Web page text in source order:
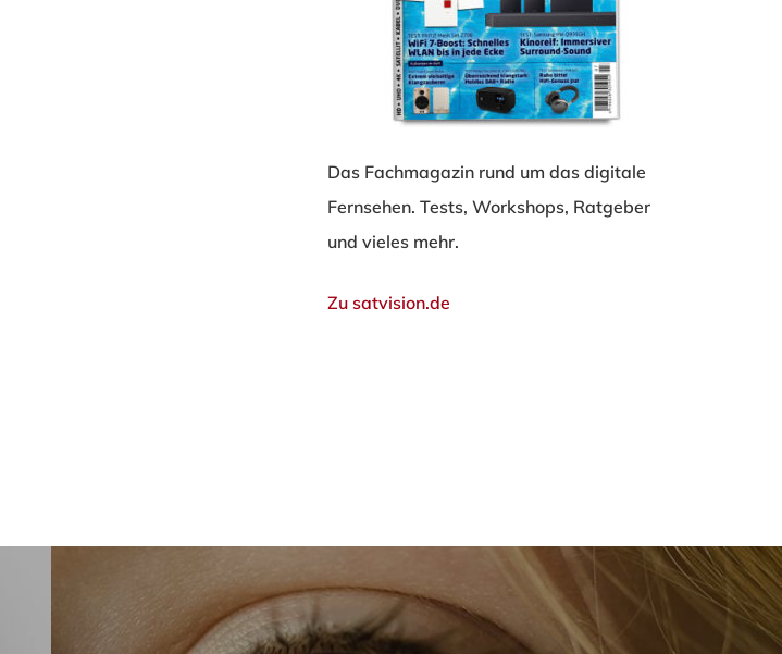
Das Fachmagazin rund um das digitale
Fernsehen. Tests, Workshops, Ratgeber
und vieles mehr.
Zu satvision.de